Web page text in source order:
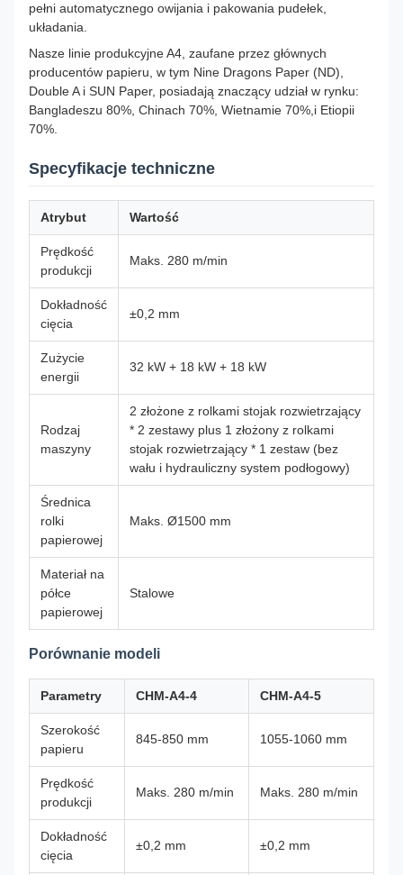
pełni automatycznego owijania i pakowania pudełek,
układania.
Nasze linie produkcyjne A4, zaufane przez głównych
producentów papieru, w tym Nine Dragons Paper (ND),
Double A i SUN Paper, posiadają znaczący udział w rynku:
Bangladeszu 80%, Chinach 70%, Wietnamie 70%,i Etiopii
70%.
Specyfikacje techniczne
Atrybut Wartość
Prędkość
produkcji
Maks. 280 m/min
Dokładność
cięcia
±0,2 mm
Zużycie
energii
32 kW + 18 kW + 18 kW
Rodzaj
maszyny
2 złożone z rolkami stojak rozwietrzający
* 2 zestawy plus 1 złożony z rolkami
stojak rozwietrzający * 1 zestaw (bez
wału i hydrauliczny system podłogowy)
Średnica
rolki
papierowej
Maks. Ø1500 mm
Materiał na
półce
papierowej
Stalowe
Porównanie modeli
Parametry CHM-A4-4 CHM-A4-5
Szerokość
papieru
845-850 mm 1055-1060 mm
Prędkość
produkcji
Maks. 280 m/min Maks. 280 m/min
Dokładność
cięcia
±0,2 mm ±0,2 mm